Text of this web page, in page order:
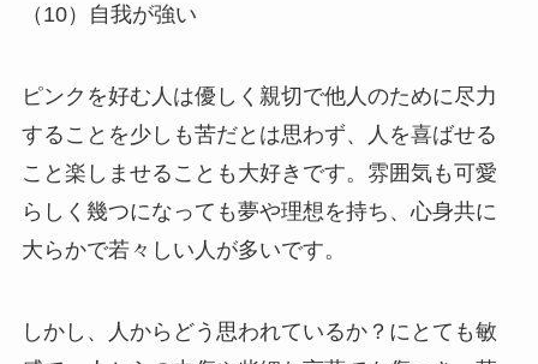
（10）自我が強い
ピンクを好む人は優しく親切で他人のために尽力
することを少しも苦だとは思わず、人を喜ばせる
こと楽しませることも大好きです。雰囲気も可愛
らしく幾つになっても夢や理想を持ち、心身共に
大らかで若々しい人が多いです。
しかし、人からどう思われているか？にとても敏